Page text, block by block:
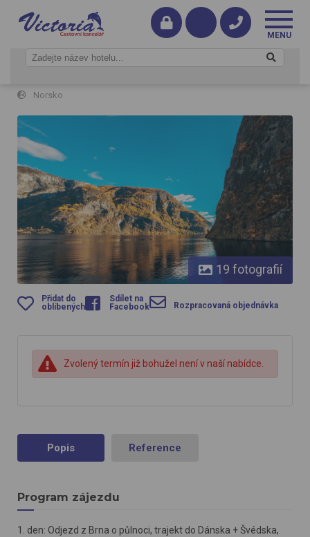
Norsko
Norské fjordy, hory, vodopády a ledovce - Nærøyfjord
19 fotografií
Přidat do
oblíbených
Sdílet na
Facebook
Rozpracovaná objednávka
Zvolený termín již bohužel není v naší nabídce.
Popis Reference
Program zájezdu
1. den: Odjezd z Brna o půlnoci, trajekt do Dánska + Švédska,